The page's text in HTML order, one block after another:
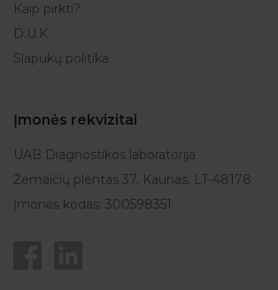
Kaip pirkti?
D.U.K.
Slapukų politika
Įmonės rekvizitai
UAB Diagnostikos laboratorija
Žemaičių plentas 37, Kaunas, LT-48178
Įmonės kodas: 300598351